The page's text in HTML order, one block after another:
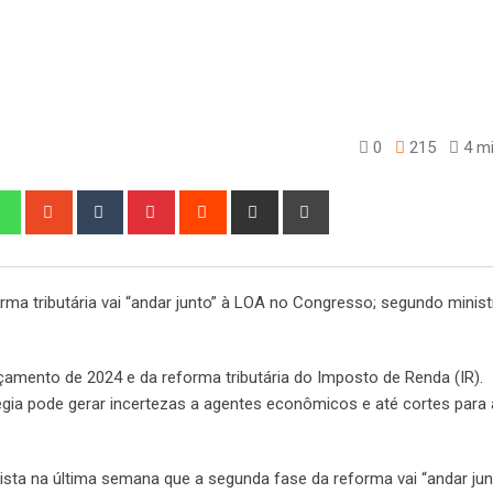
0 215 4
WhatsappStumbleUpon
Tumblr Pinterest Reddit
Share
tributária vai “andar junto” à LOA no Congresso; segundo
de 2024 e da reforma tributária do Imposto de Renda (IR).
pode gerar incertezas a agentes econômicos e até cortes para
na última semana que a segunda fase da reforma vai “andar